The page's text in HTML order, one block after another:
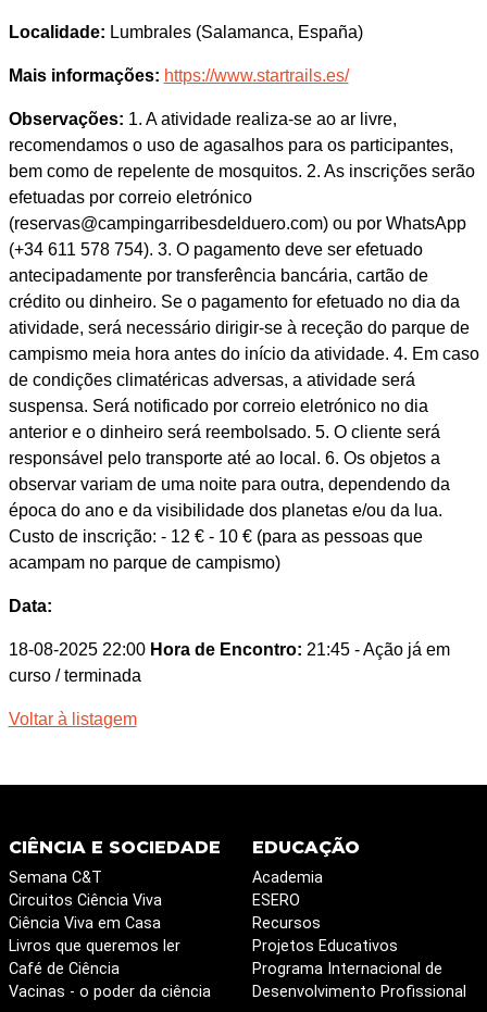
Localidade: Lumbrales (Salamanca, España)
Mais informações: https://www.startrails.es/
Observações: 1. A atividade realiza-se ao ar livre,
recomendamos o uso de agasalhos para os participantes,
bem como de repelente de mosquitos. 2. As inscrições serão
efetuadas por correio eletrónico
(reservas@campingarribesdelduero.com) ou por WhatsApp
(+34 611 578 754). 3. O pagamento deve ser efetuado
antecipadamente por transferência bancária, cartão de
crédito ou dinheiro. Se o pagamento for efetuado no dia da
atividade, será necessário dirigir-se à receção do parque de
campismo meia hora antes do início da atividade. 4. Em caso
de condições climatéricas adversas, a atividade será
suspensa. Será notificado por correio eletrónico no dia
anterior e o dinheiro será reembolsado. 5. O cliente será
responsável pelo transporte até ao local. 6. Os objetos a
observar variam de uma noite para outra, dependendo da
época do ano e da visibilidade dos planetas e/ou da lua.
Custo de inscrição: - 12 € - 10 € (para as pessoas que
acampam no parque de campismo)
Data:
18-08-2025 22:00 Hora de Encontro: 21:45 - Ação já em
curso / terminada
Voltar à listagem
CIÊNCIA E SOCIEDADE
Semana C&T
Circuitos Ciência Viva
Ciência Viva em Casa
Livros que queremos ler
Café de Ciência
Vacinas - o poder da ciência
EDUCAÇÃO
Academia
ESERO
Recursos
Projetos Educativos
Programa Internacional de
Desenvolvimento Profissional